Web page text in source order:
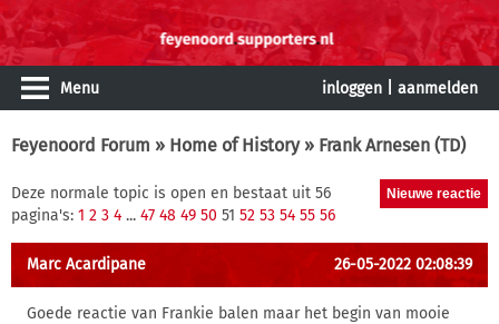
Menu inloggen aanmelden
Feyenoord Forum » Home of History» Frank Arnesen (TD)
Deze normale topic is open en bestaat uit 56
pagina's: 1 2 3 4 ... 47 48 49 50 51 52 53 54 55 56
Marc Acardipane 26-05-2022 02:08:39
Goede reactie van Frankie balen maar het begin van mooie